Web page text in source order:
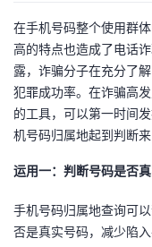
学
堂
我
的
课
我
的
我
持
我
的
技
术
我
的
云
在手机号码整个使用群
高的特点也造成了电话
露，诈骗分子在充分了
犯罪成功率。在诈骗高
的工具，可以第一时间
机号码归属地起到判断来
运用一：判断号码是否
手机号码归属地查询可
否是真实号码，减少陷